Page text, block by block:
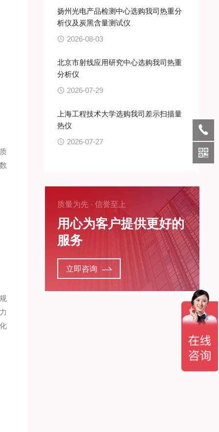
扬州光电产品检测中心选购我司热重分
析仪及炭黑含量测试仪
2026-08-03
北京市射线应用研究中心选购我司热重
分析仪
2026-07-29
上海工程技术大学选购我司差示扫描量
热仪
2026-07-27
质量为先 · 信誉至上
用心为客户提供更好的
服务
立即咨询